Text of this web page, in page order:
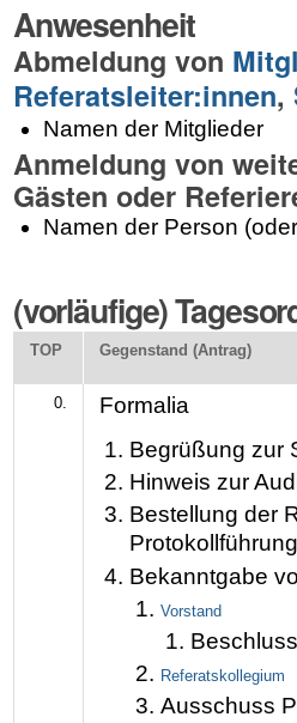
Anwesenheit
Abmeldung von
Referatsleiter:innen,
Namen der Mitglieder
Anmeldung von
Gästen oder
Namen der Person
(vorläufige)
TOP Gegenstand (Antrag)
0.
Formalia
Begrüßung zur
Hinweis zur
Bestellung der
Protokollführung
Bekanntgabe
Vorstand
Beschluss
Referatskollegium
Ausschuss